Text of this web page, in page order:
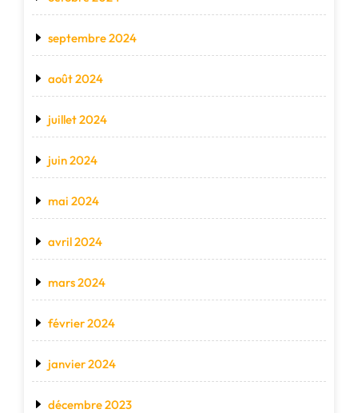
septembre 2024
août 2024
juillet 2024
juin 2024
mai 2024
avril 2024
mars 2024
février 2024
janvier 2024
décembre 2023